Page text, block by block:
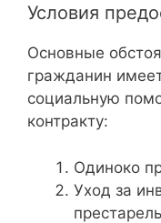
Условия
Основные
гражданин
социальную
контракту:
Одиноко
Уход за